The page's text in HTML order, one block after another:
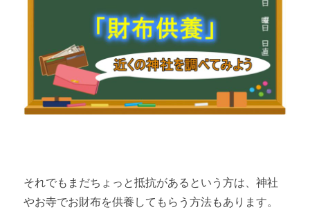
それでもまだちょっと抵抗があるという方は、神社
やお寺でお財布を供養してもらう方法もあります。